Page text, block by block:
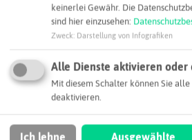
tl-dortmund@varoenergy.com
Webseite
SCHLAGWORTE
So ordnen wir dieses
Chemiehandel
keinerlei Gewähr. Die
sind hier einzusehen:
Zweck Darstellung von Infografiken
Alle Dienste aktivieren oder
Mit diesem Schalter können Sie
deaktivieren.
Ich lehne
Ausgewählte